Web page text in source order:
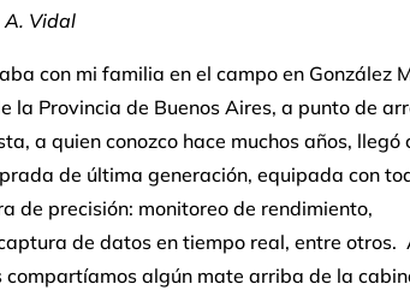
A. Vidal
con mi familia en el campo en González
la Provincia de Buenos Aires, a punto de
a quien conozco hace muchos años, llegó
de última generación, equipada con
de precisión: monitoreo de rendimiento,
de datos en tiempo real, entre otros.
compartíamos algún mate arriba de la